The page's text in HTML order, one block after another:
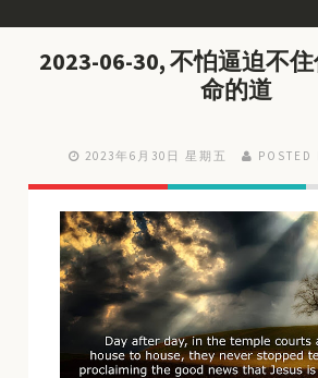
2023-06-30, 不怕逼迫不
命的道
2023年6月30日 星期五 POSTED